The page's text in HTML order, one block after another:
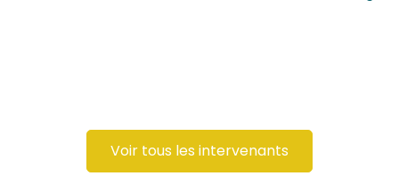
Voir tous les intervenants